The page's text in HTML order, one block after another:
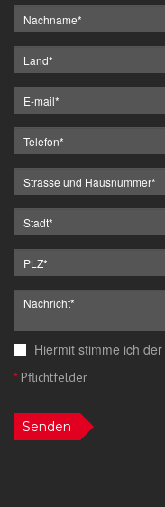
Hiermit stimme ich der
*Pflichtfelder
Senden